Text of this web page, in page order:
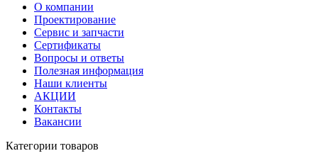
О компании
Проектирование
Сервис и запчасти
Сертификаты
Вопросы и ответы
Полезная информация
Наши клиенты
АКЦИИ
Контакты
Вакансии
Категории товаров